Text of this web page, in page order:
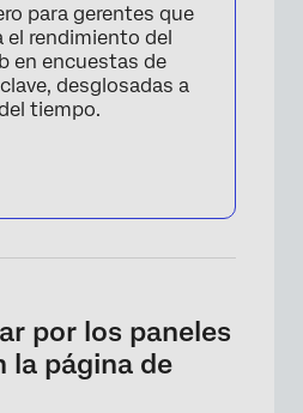
para gerentes que
el rendimiento del
en encuestas de
desglosadas a
tiempo.
por los paneles
la página de